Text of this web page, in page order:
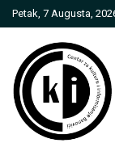
Skip
to
Petak, 7 Augusta,